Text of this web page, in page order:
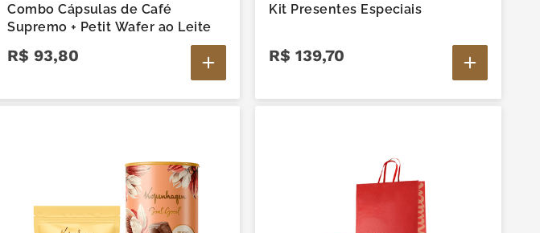
Combo Cápsulas de Café
Supremo + Petit Wafer ao Leite
R$ 93,80
Kit Presentes Especiais
R$ 139,70